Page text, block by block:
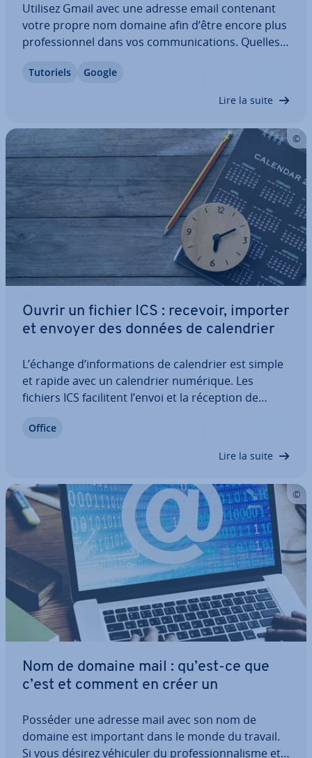
Utilisez Gmail avec une adresse email contenant
votre propre nom domaine afin d’être encore plus
pro­fes­sion­nel dans vos com­mu­ni­ca­tions. Quelles
adresse Gmail avec son propre domaine ? Quelles
Tutoriels Google
Lire la suite
Ouvrir un fichier ICS : recevoir, importer
et envoyer des données de ca­len­drier
L’échange d’in­for­ma­tions de ca­len­drier est simple
et rapide avec un ca­len­drier numérique. Les
fichiers ICS fa­ci­li­tent l’envoi et la réception de
qu’est un fichier ICS et comment ouvrir un fichier
Office
Lire la suite
Nom de domaine mail : qu’est-ce que
c’est et comment en créer un
Posséder une adresse mail avec son nom de
domaine est important dans le monde du travail.
Si vous désirez véhiculer du pro­fes­sion­na­lisme et